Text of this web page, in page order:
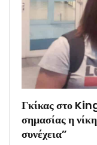
Γκίκας στο
σημασίας η
συνέχεια”